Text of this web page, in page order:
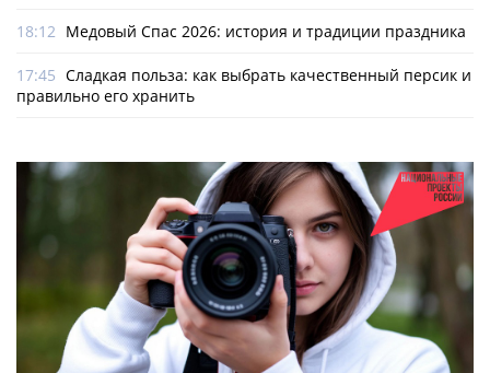
18:12 Медовый Спас 2026: история и традиции праздника
17:45 Сладкая польза: как выбрать качественный персик и
правильно его хранить